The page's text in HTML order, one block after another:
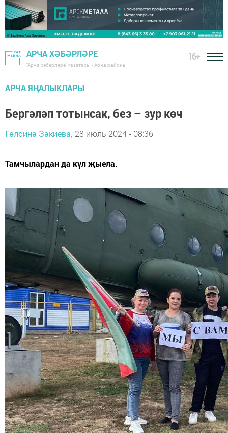
АРЧА ХӘБӘРЛӘРЕ
"Арча хәбәрләре" газетасы - Арча районы
16+
АРЧА ЯҢАЛЫКЛАРЫ
Бергәләп тотынсак, без – зур көч
Гөлсинә Зәкиева, 28 июль 2024 - 08:36
Тамчылардан да күл җыела.